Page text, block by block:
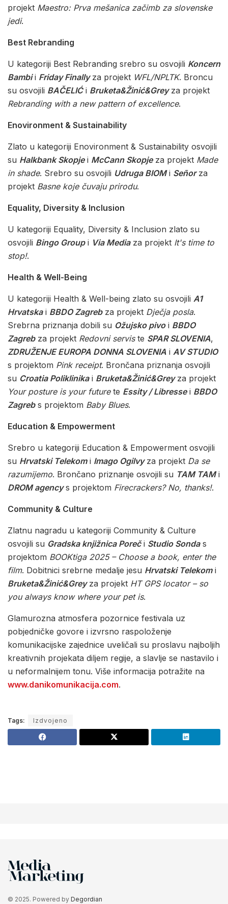
projekt Maestro: Prva mešanica začimb za slovenske
jedi.
Best Rebranding
U kategoriji Best Rebranding srebro su osvojili Koncern
Bambii Friday Finallyza projekt WFL/NPLTK. Broncu
su osvojili BAČELIĆi Bruketa&Žinić&Greyza projekt
Rebranding with a new pattern of excellence.
Enovironment & Sustainability
Zlato u kategoriji Enovironment & Sustainability osvojili
su Halkbank Skopjei McCann Skopjeza projekt Made
in shade. Srebro su osvojili Udruga BIOMi Señorza
projekt Basne koje čuvaju prirodu.
Equality, Diversity & Inclusion
U kategoriji Equality, Diversity & Inclusion zlato su
osvojili Bingo Groupi Via Mediaza projekt It's time to
stop!.
Health & Well-Being
U kategoriji Health & Well-being zlato su osvojili A1
Hrvatskai BBDO Zagrebza projekt Dječja posla.
Srebrna priznanja dobili su Ožujsko pivoi BBDO
Zagrebza projekt Redovni serviste SPAR SLOVENIA,
ZDRUŽENJE EUROPA DONNA SLOVENIA i AV STUDIO
s projektom Pink receipt. Brončana priznanja osvojili
su Croatia Poliklinikai Bruketa&Žinić&Greyza projekt
Your posture is your futurete Essity / Libressei BBDO
Zagrebs projektom Baby Blues.
Education & Empowerment
Srebro u kategoriji Education & Empowerment osvojili
su Hrvatski Telekomi Imago Ogilvyza projekt Da se
razumijemo. Brončano priznanje osvojili su TAM TAMi
DROM agencys projektom Firecrackers? No, thanks!.
Community & Culture
Zlatnu nagradu u kategoriji Community & Culture
osvojili su Gradska knjižnica Poreči Studio Sondas
projektom BOOKtiga 2025 – Choose a book, enter the
film. Dobitnici srebrne medalje jesu Hrvatski Telekomi
Bruketa&Žinić&Greyza projekt HT GPS locator – so
you always know where your pet is.
Glamurozna atmosfera pozornice festivala uz
pobjedničke govore i izvrsno raspoloženje
komunikacijske zajednice uveličali su proslavu najboljih
kreativnih projekata diljem regije, a slavlje se nastavilo i
u neformalnijem tonu. Više informacija potražite na
www.danikomunikacija.com.
Tags: Izdvojeno
© 2025. Powered by Degordian